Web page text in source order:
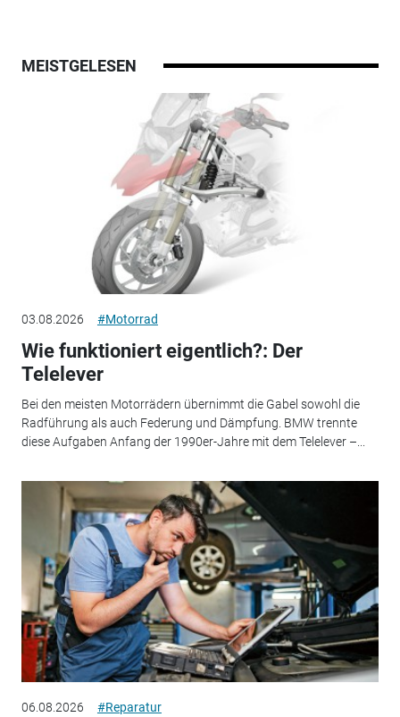
MEISTGELESEN
03.08.2026 #Motorrad
Wie funktioniert eigentlich?: Der
Telelever
Bei den meisten Motorrädern übernimmt die Gabel sowohl die
Radführung als auch Federung und Dämpfung. BMW trennte
diese Aufgaben Anfang der 1990er-Jahre mit dem Telelever –...
06.08.2026 #Reparatur